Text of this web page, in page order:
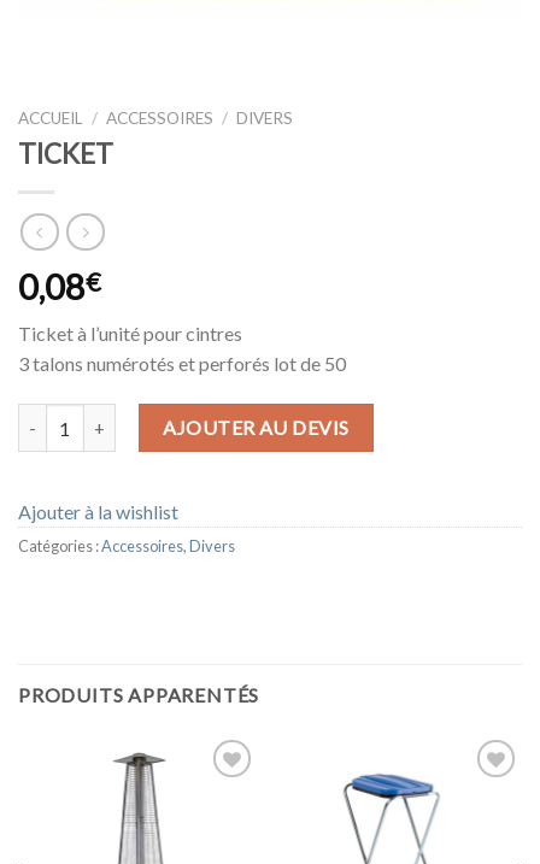
ACCUEIL / ACCESSOIRES / DIVERS
TICKET
0,08€
Ticket à l’unité pour cintres
3 talons numérotés et perforés lot de 50
quantité de TICKETAJOUTER AU DEVIS
Ajouter à la wishlist
Catégories :Accessoires,Divers
PRODUITS APPARENTÉS